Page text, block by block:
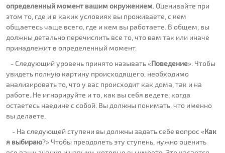
определенный момент вашим окружением . Оценивайте при
этом то, где и в каких условиях вы проживаете, с кем
общаетесь чаще всего, где и кем вы работаете. В общем, вы
должны детально перечислить все то, что вам так или иначе
принадлежит в определенный момент.
- Следующий уровень принято называть «Поведение». Чтобы
увидеть полную картину происходящего, необходимо
анализировать то, что у вас происходит как дома, так и на
работе. Не игнорируйте и то, как вы себя ведете, когда
остаетесь наедине с собой. Вы должны понимать, что именно
вы делаете.
- На следующей ступени вы должны задать себе вопрос «Как
я выбираю?» Чтобы преодолеть эту ступень, нужно оценить